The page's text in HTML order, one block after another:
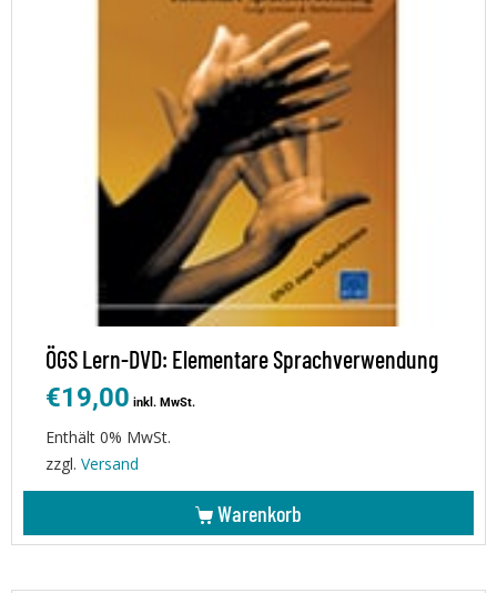
ÖGS Lern-DVD: Elementare Sprachverwendung
€19,00 inkl. MwSt.
Enthält 0% MwSt.
zzgl. Versand